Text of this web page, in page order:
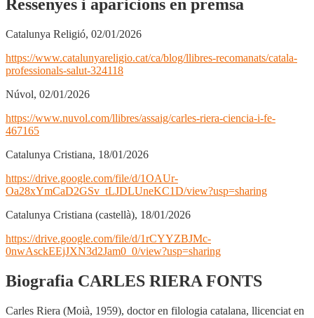
Ressenyes i aparicions en premsa
Catalunya Religió, 02/01/2026
https://www.catalunyareligio.cat/ca/blog/llibres-recomanats/catala-
professionals-salut-324118
Núvol, 02/01/2026
https://www.nuvol.com/llibres/assaig/carles-riera-ciencia-i-fe-
467165
Catalunya Cristiana, 18/01/2026
https://drive.google.com/file/d/1OAUr-
Oa28xYmCaD2GSv_tLJDLUneKC1D/view?usp=sharing
Catalunya Cristiana (castellà), 18/01/2026
https://drive.google.com/file/d/1rCYYZBJMc-
0nwAsckEEjJXN3d2Jam0_0/view?usp=sharing
Biografia CARLES RIERA FONTS
Carles Riera (Moià, 1959), doctor en filologia catalana, llicenciat en